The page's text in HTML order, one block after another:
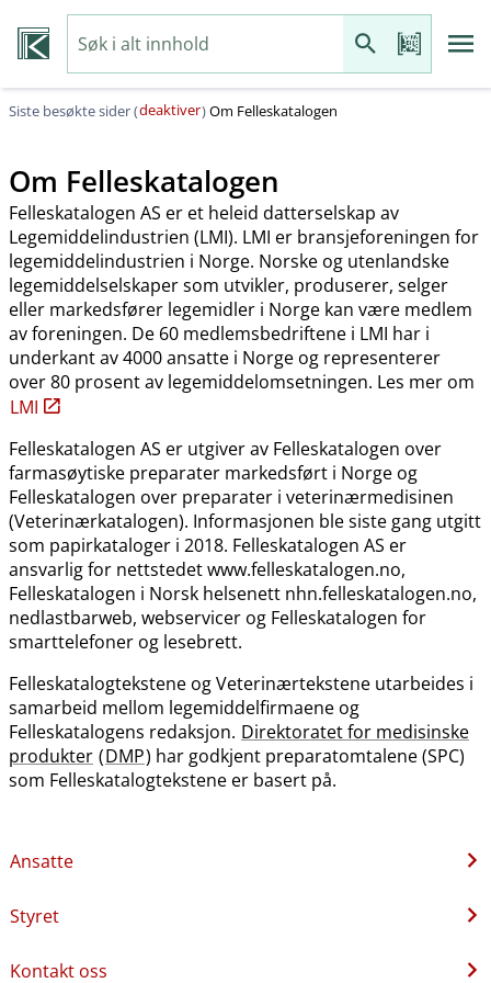
Siste besøkte sider (deaktiver)Om Felleskatalogen
Om Felleskatalogen
Felleskatalogen AS er et heleid datterselskap av
Legemiddelindustrien (LMI). LMI er bransjeforeningen for
legemiddelindustrien i Norge. Norske og utenlandske
legemiddelselskaper som utvikler, produserer, selger
eller markedsfører legemidler i Norge kan være medlem
av foreningen. De 60 medlemsbedriftene i LMI har i
underkant av 4000 ansatte i Norge og representerer
over 80 prosent av legemiddelomsetningen. Les mer om
LMI
Felleskatalogen AS er utgiver av Felleskatalogen over
farmasøytiske preparater markedsført i Norge og
Felleskatalogen over preparater i veterinærmedisinen
(Veterinærkatalogen). Informasjonen ble siste gang utgitt
som papirkataloger i 2018. Felleskatalogen AS er
ansvarlig for nettstedet www.felleskatalogen.no,
Felleskatalogen i Norsk helsenett nhn.felleskatalogen.no,
nedlastbarweb, webservicer og Felleskatalogen for
smarttelefoner og lesebrett.
Felleskatalogtekstene og Veterinærtekstene utarbeides i
samarbeid mellom legemiddelfirmaene og
Felleskatalogens redaksjon. Direktoratet for medisinske
produkter (DMP) har godkjent preparatomtalene (SPC)
som Felleskatalogtekstene er basert på.
Ansatte
Styret
Kontakt oss